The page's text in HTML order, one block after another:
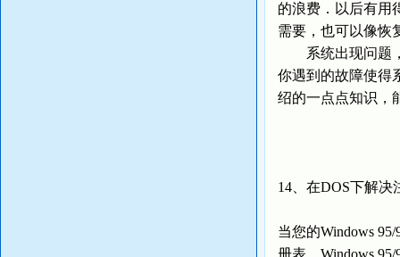
的浪费．以后有用
需要，也可以像恢
系统出现问题，
你遇到的故障使得
绍的一点点知识，
14、在DOS下解决
当您的Windows
册表。Windows